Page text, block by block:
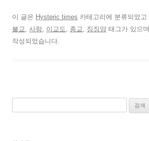
이 글은 Hysteric times 카테고리에 분류되었고
불교
사랑 이교도 종교 징징양 태그가 있으며
작성되었습니다.
색: